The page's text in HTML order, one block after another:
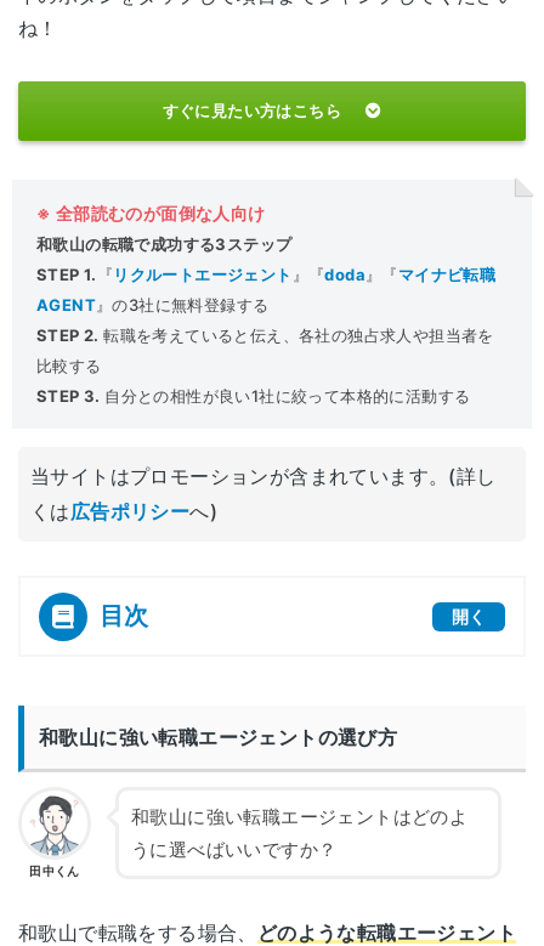
ね！
すぐに見たい方はこちら
※ 全部読むのが面倒な人向け
和歌山の転職で成功する3ステップ
STEP 1.
『 リクルートエージェント 』『doda 』『マイナビ転職
AGENT』の3社に無料登録する
STEP 2. 転職を考えていると伝え、各社の独占求人や担当者を
比較する
STEP 3. 自分との相性が良い1社に絞って本格的に活動する
当サイトはプロモーションが含まれています。(詳し
くは広告ポリシーへ)
目次 開く
和歌山に強い転職エージェントの選び方
田中くん
和歌山に強い転職エージェントはどのよ
うに選べばいいですか？
和歌山で転職をする場合、
どのような転職エージェント